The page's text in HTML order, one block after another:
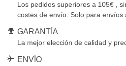
Los pedidos superiores a 105€ ,
costes de envío. Solo para envíos
GARANTÍA
La mejor elección de calidad y
ENVÍO